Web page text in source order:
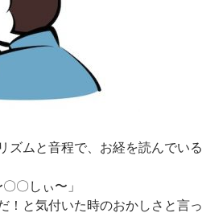
ズムと音程で、お経を読んでいる
〇しぃ〜」
！と気付いた時のおかしさと言っ